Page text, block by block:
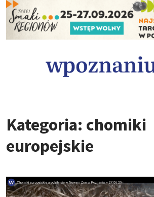
Kategoria: chomiki
europejskie